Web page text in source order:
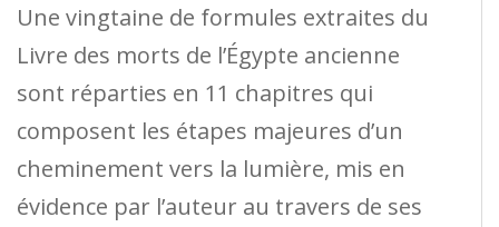
Une vingtaine de formules extraites du
Livre des morts de l’Égypte ancienne
sont réparties en 11 chapitres qui
composent les étapes majeures d’un
cheminement vers la lumière, mis en
évidence par l’auteur au travers de ses